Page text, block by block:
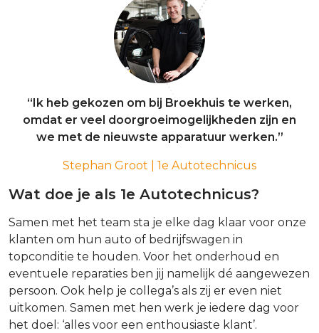
“Ik heb gekozen om bij Broekhuis te werken,
omdat er veel doorgroeimogelijkheden zijn en
we met de nieuwste apparatuur werken.”
Stephan Groot | 1e Autotechnicus
Wat doe je als 1e Autotechnicus?
Samen met het team sta je elke dag klaar voor onze
klanten om hun auto of bedrijfswagen in
topconditie te houden. Voor het onderhoud en
eventuele reparaties ben jij namelijk dé aangewezen
persoon. Ook help je collega’s als zij er even niet
uitkomen. Samen met hen werk je iedere dag voor
het doel: ‘alles voor een enthousiaste klant’.